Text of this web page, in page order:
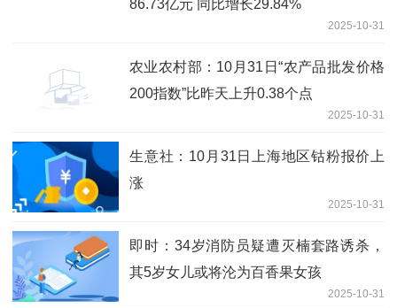
86.73亿元 同比增长29.84%
2025-10-31
农业农村部：10月31日“农产品批发价格
200指数”比昨天上升0.38个点
2025-10-31
生意社：10月31日上海地区钴粉报价上
涨
2025-10-31
即时：34岁消防员疑遭灭楠套路诱杀，
其5岁女儿或将沦为百香果女孩
2025-10-31